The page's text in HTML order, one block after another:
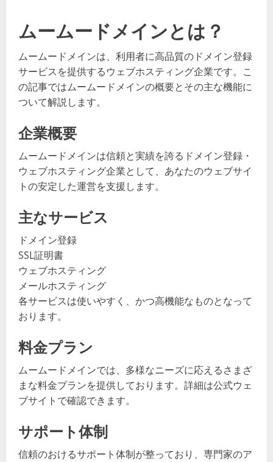
ムームードメインとは？
ムームードメインは、利用者に高品質のドメイン登録
サービスを提供するウェブホスティング企業です。こ
の記事ではムームードメインの概要とその主な機能に
ついて解説します。
企業概要
ムームードメインは信頼と実績を誇るドメイン登録・
ウェブホスティング企業として、あなたのウェブサイ
トの安定した運営を支援します。
主なサービス
ドメイン登録
SSL証明書
ウェブホスティング
メールホスティング
各サービスは使いやすく、かつ高機能なものとなって
おります。
料金プラン
ムームードメインでは、多様なニーズに応えるさまざ
まな料金プランを提供しております。詳細は公式ウェ
ブサイトで確認できます。
サポート体制
信頼のおけるサポート体制が整っており、専門家のア